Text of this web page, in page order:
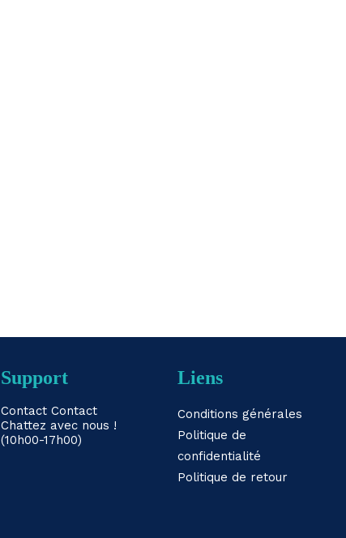
Support
Contact Contact
Chattez avec nous !
(10h00-17h00)
Liens
Conditions générales
Politique de
confidentialité
Politique de retour